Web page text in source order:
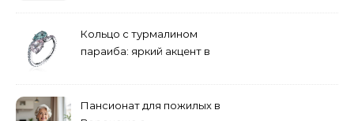
Кольцо с турмалином
параиба: яркий акцент в
Пансионат для пожилых в